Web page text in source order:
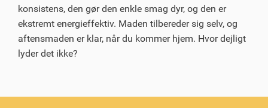
konsistens, den gør den enkle smag dyr, og den er
ekstremt energieffektiv. Maden tilbereder sig selv, og
aftensmaden er klar, når du kommer hjem. Hvor dejligt
lyder det ikke?